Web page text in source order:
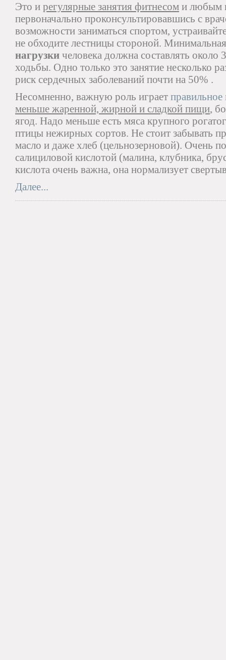
Это и регулярные занятия фитнесом и любым
первоначально проконсультировавшись с
возможности заниматься спортом,
не обходите лестницы стороной.
нагрузки человека должна составлять около
ходьбы. Одно только это занятие несколько
риск сердечных заболеваний почти на 50% .
Несомненно, важную роль играет правильное
меньше жаренной, жирной и сладкой пищи,
ягод. Надо меньше есть мяса крупного
птицы нежирных сортов. Не стоит забывать
масло и даже хлеб (цельнозерновой). Очень
салициловой кислотой (малина, клубника,
кислота очень важна, она нормализует
Далее...